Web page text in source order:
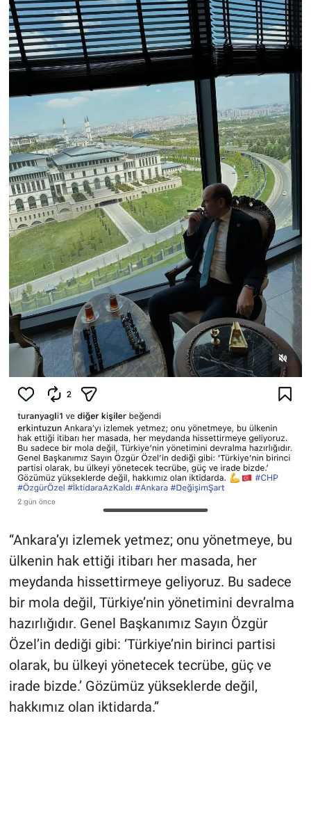
“Ankara’yı izlemek yetmez; onu yönetmeye, bu
ülkenin hak ettiği itibarı her masada, her
meydanda hissettirmeye geliyoruz. Bu sadece
bir mola değil, Türkiye’nin yönetimini devralma
hazırlığıdır. Genel Başkanımız Sayın Özgür
Özel’in dediği gibi: ‘Türkiye’nin birinci partisi
olarak, bu ülkeyi yönetecek tecrübe, güç ve
irade bizde.’ Gözümüz yükseklerde değil,
hakkımız olan iktidarda.”